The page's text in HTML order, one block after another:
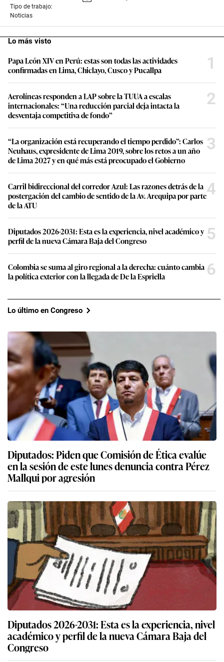
Tipo de trabajo:
Noticias
Lo más visto
Papa León XIV en Perú: estas son todas las actividades
confirmadas en Lima, Chiclayo, Cusco y Pucallpa
1
Aerolíneas responden a LAP sobre la TUUA a escalas
internacionales: “Una reducción parcial deja intacta la
desventaja competitiva de fondo”
2
“La organización está recuperando el tiempo perdido”: Carlos
Neuhaus, expresidente de Lima 2019, sobre los retos a un año
de Lima 2027 y en qué más está preocupado el Gobierno
3
Carril bidireccional del corredor Azul: Las razones detrás de la
postergación del cambio de sentido de la Av. Arequipa por parte
de la ATU
4
Diputados 2026-2031: Esta es la experiencia, nivel académico y
perfil de la nueva Cámara Baja del Congreso
5
Colombia se suma al giro regional a la derecha: cuánto cambia
la política exterior con la llegada de De la Espriella
6
Lo último en Congreso
Diputados: Piden que Comisión de Ética evalúe
en la sesión de este lunes denuncia contra Pérez
Mallqui por agresión
Diputados 2026-2031: Esta es la experiencia, nivel
académico y perfil de la nueva Cámara Baja del
Congreso